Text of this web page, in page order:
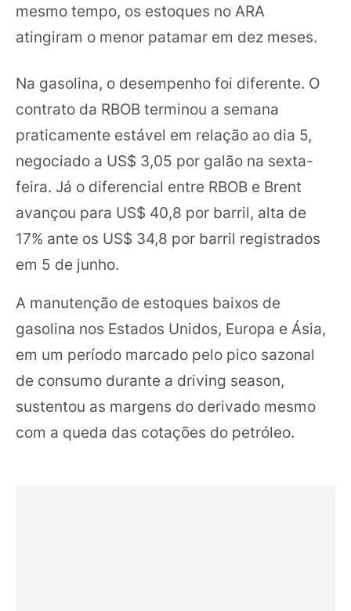
mesmo tempo, os estoques no ARA
atingiram o menor patamar em dez meses.
Na gasolina, o desempenho foi diferente. O
contrato da RBOB terminou a semana
praticamente estável em relação ao dia 5,
negociado a US$ 3,05 por galão na sexta-
feira. Já o diferencial entre RBOB e Brent
avançou para US$ 40,8 por barril, alta de
17% ante os US$ 34,8 por barril registrados
em 5 de junho.
A manutenção de estoques baixos de
gasolina nos Estados Unidos, Europa e Ásia,
em um período marcado pelo pico sazonal
de consumo durante a driving season,
sustentou as margens do derivado mesmo
com a queda das cotações do petróleo.